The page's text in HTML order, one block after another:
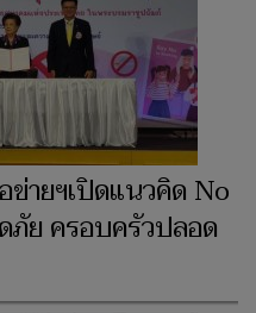
ข่ายฯเปิดแนวคิด No
ย ครอบครัวปลอด